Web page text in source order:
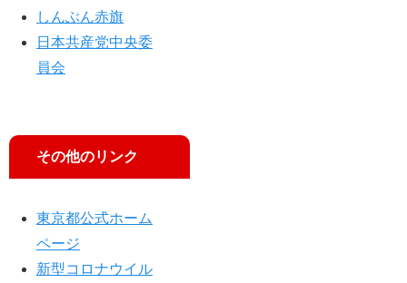
しんぶん赤旗
日本共産党中央委
員会
その他のリンク
東京都公式ホーム
ページ
新型コロナウイル